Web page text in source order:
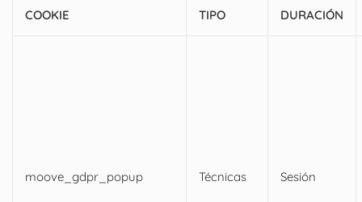
COOKIE TIPO DURACIÓN
moove_gdpr_popup Técnicas Sesión